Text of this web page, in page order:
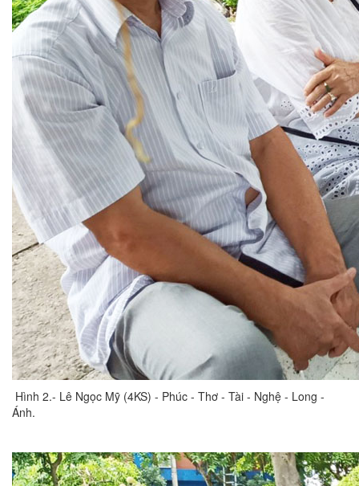
Hình 2.- Lê Ngọc Mỹ (4KS) - Phúc - Thơ - Tài - Nghệ - Long -
Ánh.